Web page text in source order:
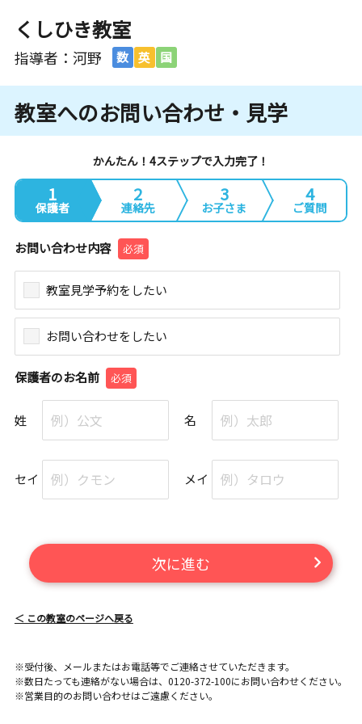
くしひき教室
指導者：河野 数 英 国
教室へのお問い合わせ・見学
かんたん！4ステップで入力完了！
1
保護者
2
連絡先
3
お子さま
4
ご質問
お問い合わせ内容 必須
教室見学予約をしたい
お問い合わせをしたい
保護者のお名前 必須
姓 名
セイ メイ
次に進む
＜ この教室のページへ戻る
※受付後、メールまたはお電話等でご連絡させていただきます。
※数日たっても連絡がない場合は、0120-372-100にお問い合わせください。
※営業目的のお問い合わせはご遠慮ください。